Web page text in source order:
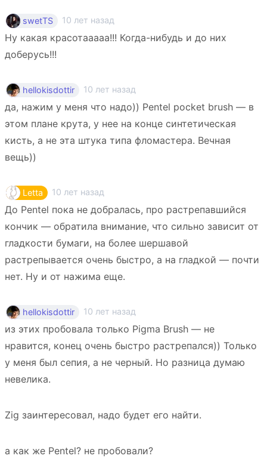
swetTS 10 лет назад
Ну какая красотааааа!!! Когда-нибудь и до них
доберусь!!!
hellokisdottir 10 лет назад
да, нажим у меня что надо)) Pentel pocket brush — в
этом плане крута, у нее на конце синтетическая
кисть, а не эта штука типа фломастера. Вечная
вещь))
Letta 10 лет назад
До Pentel пока не добралась, про растрепавшийся
кончик — обратила внимание, что сильно зависит от
гладкости бумаги, на более шершавой
растрепывается очень быстро, а на гладкой — почти
нет. Ну и от нажима еще.
hellokisdottir 10 лет назад
из этих пробовала только Pigma Brush — не
нравится, конец очень быстро растрепался)) Только
у меня был сепия, а не черный. Но разница думаю
невелика.
Zig заинтересовал, надо будет его найти.
а как же Pentel? не пробовали?